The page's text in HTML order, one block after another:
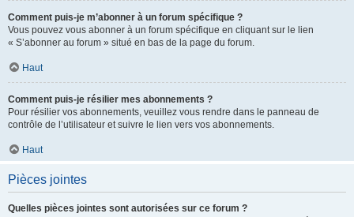
Comment puis-je m’abonner à un forum spécifique ?
Vous pouvez vous abonner à un forum spécifique en cliquant sur le lien
« S’abonner au forum » situé en bas de la page du forum.
Haut
Comment puis-je résilier mes abonnements ?
Pour résilier vos abonnements, veuillez vous rendre dans le panneau de
contrôle de l’utilisateur et suivre le lien vers vos abonnements.
Haut
Pièces jointes
Quelles pièces jointes sont autorisées sur ce forum ?